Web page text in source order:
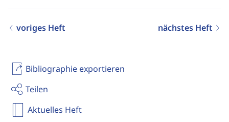
Bibliographie exportieren
Teilen
Aktuelles Heft
voriges Heft nächstes Heft